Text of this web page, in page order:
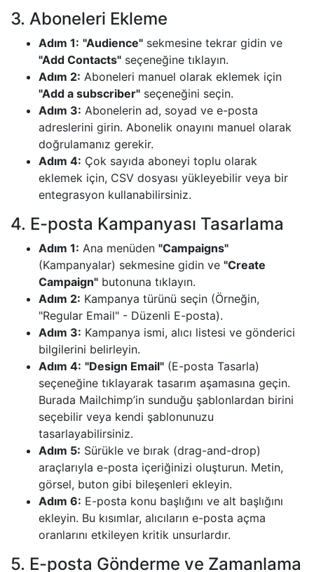
3. Aboneleri Ekleme
Adım 1: "Audience" sekmesine tekrar gidin ve
"Add Contacts" seçeneğine tıklayın.
Adım 2: Aboneleri manuel olarak eklemek için
"Add a subscriber" seçeneğini seçin.
Adım 3: Abonelerin ad, soyad ve e-posta
adreslerini girin. Abonelik onayını manuel olarak
doğrulamanız gerekir.
Adım 4: Çok sayıda aboneyi toplu olarak
eklemek için, CSV dosyası yükleyebilir veya bir
entegrasyon kullanabilirsiniz.
4. E-posta Kampanyası Tasarlama
Adım 1: Ana menüden "Campaigns"
(Kampanyalar) sekmesine gidin ve "Create
Campaign" butonuna tıklayın.
Adım 2: Kampanya türünü seçin (Örneğin,
"Regular Email" - Düzenli E-posta).
Adım 3: Kampanya ismi, alıcı listesi ve gönderici
bilgilerini belirleyin.
Adım 4: "Design Email" (E-posta Tasarla)
seçeneğine tıklayarak tasarım aşamasına geçin.
Burada Mailchimp’in sunduğu şablonlardan birini
seçebilir veya kendi şablonunuzu
tasarlayabilirsiniz.
Adım 5: Sürükle ve bırak (drag-and-drop)
araçlarıyla e-posta içeriğinizi oluşturun. Metin,
görsel, buton gibi bileşenleri ekleyin.
Adım 6: E-posta konu başlığını ve alt başlığını
ekleyin. Bu kısımlar, alıcıların e-posta açma
oranlarını etkileyen kritik unsurlardır.
5. E-posta Gönderme ve Zamanlama